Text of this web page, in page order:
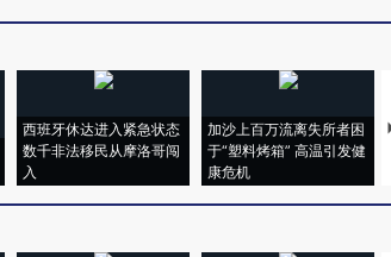
西班牙休达进入紧急状态
数千非法移民从摩洛哥闯
入
加沙上百万流离失所者困
于“塑料烤箱” 高温引发健
康危机